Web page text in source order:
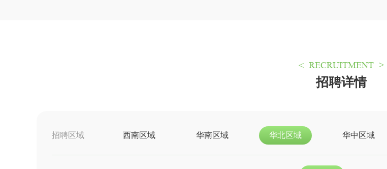
< RECRUITMENT >
招聘详情
招聘区域 西南区域 华南区域 华北区域 华中区域